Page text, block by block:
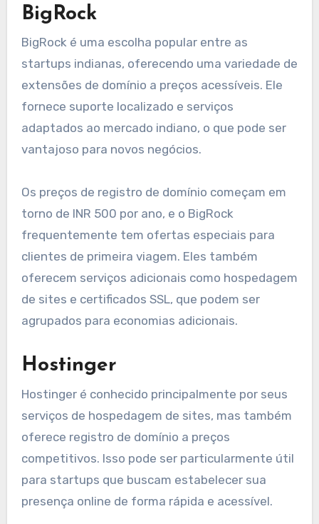
BigRock
BigRock é uma escolha popular entre as
startups indianas, oferecendo uma variedade de
extensões de domínio a preços acessíveis. Ele
fornece suporte localizado e serviços
adaptados ao mercado indiano, o que pode ser
vantajoso para novos negócios.
Os preços de registro de domínio começam em
torno de INR 500 por ano, e o BigRock
frequentemente tem ofertas especiais para
clientes de primeira viagem. Eles também
oferecem serviços adicionais como hospedagem
de sites e certificados SSL, que podem ser
agrupados para economias adicionais.
Hostinger
Hostinger é conhecido principalmente por seus
serviços de hospedagem de sites, mas também
oferece registro de domínio a preços
competitivos. Isso pode ser particularmente útil
para startups que buscam estabelecer sua
presença online de forma rápida e acessível.